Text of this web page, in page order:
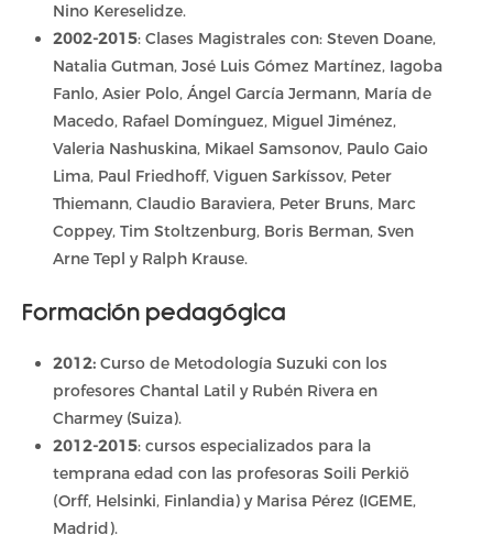
Nino Kereselidze.
2002-2015: Clases Magistrales con: Steven Doane,
Natalia Gutman, José Luis Gómez Martínez, Iagoba
Fanlo, Asier Polo, Ángel García Jermann, María de
Macedo, Rafael Domínguez, Miguel Jiménez,
Valeria Nashuskina, Mikael Samsonov, Paulo Gaio
Lima, Paul Friedhoff, Viguen Sarkíssov, Peter
Thiemann, Claudio Baraviera, Peter Bruns, Marc
Coppey, Tim Stoltzenburg, Boris Berman, Sven
Arne Tepl y Ralph Krause.
Formación pedagógica
2012: Curso de Metodología Suzuki con los
profesores Chantal Latil y Rubén Rivera en
Charmey (Suiza).
2012-2015: cursos especializados para la
temprana edad con las profesoras Soili Perkiö
(Orff, Helsinki, Finlandia) y Marisa Pérez (IGEME,
Madrid).